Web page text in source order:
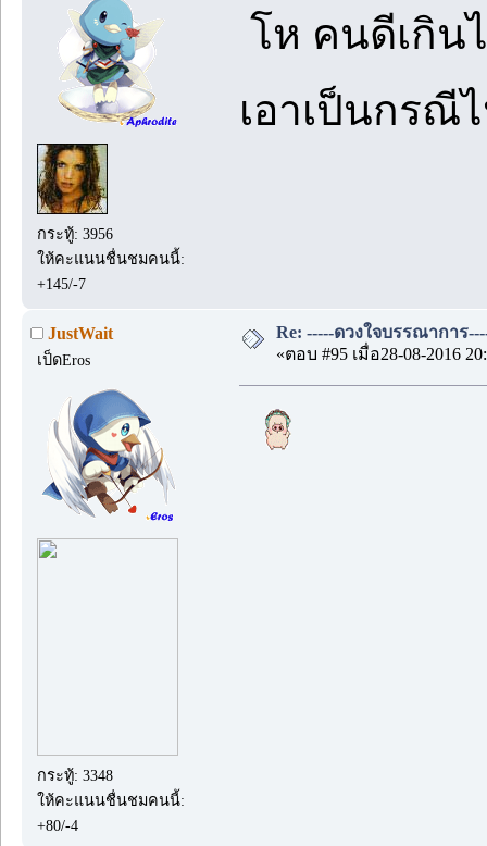
กระทู้: 3956
ให้คะแนนชื่นชมคนนี้:
+145/-7
โห คนดีเกิน
เอาเป็นกรณี
JustWait
เป็ดEros
กระทู้: 3348
ให้คะแนนชื่นชมคนนี้:
+80/-4
Re: -----ดวงใจบรรณาการ
«ตอบ #95 เมื่อ28-08-2016